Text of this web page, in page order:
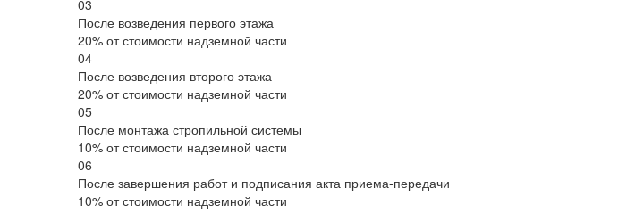
03
После возведения первого этажа
20% от стоимости надземной части
04
После возведения второго этажа
20% от стоимости надземной части
05
После монтажа стропильной системы
10% от стоимости надземной части
06
После завершения работ и подписания акта приема-передачи
10% от стоимости надземной части